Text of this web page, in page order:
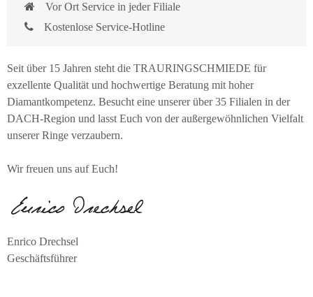
Vor Ort Service in jeder Filiale
Kostenlose Service-Hotline
Seit über 15 Jahren steht die TRAURINGSCHMIEDE für
exzellente Qualität und hochwertige Beratung mit hoher
Diamantkompetenz. Besucht eine unserer über 35 Filialen in der
DACH-Region und lasst Euch von der außergewöhnlichen Vielfalt
unserer Ringe verzaubern.
Wir freuen uns auf Euch!
Enrico Drechsel
Geschäftsführer